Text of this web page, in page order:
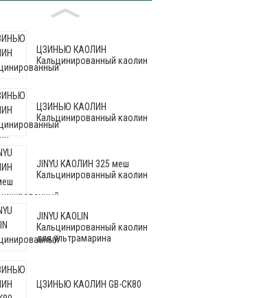
ЦЗИНЬЮ КАОЛИН
Кальцинированный каолин
ЦЗИНЬЮ КАОЛИН
Кальцинированный каолин
JINYU КАОЛИН 325 меш
Кальцинированный каолин
JINYU KAOLIN
Кальцинированный каолин
для ультрамарина
ЦЗИНЬЮ КАОЛИН GB-CK80